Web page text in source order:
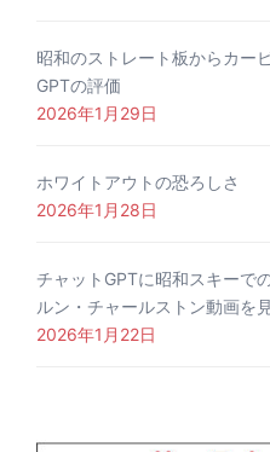
昭和のストレート板からカー
GPTの評価
2026年1月29日
ホワイトアウトの恐ろしさ
2026年1月28日
チャットGPTに昭和スキーで
ルン・チャールストン動画を
2026年1月22日